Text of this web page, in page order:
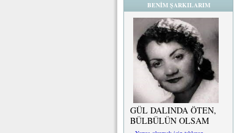
BENİM ŞARKILARIM
GÜL DALINDA ÖTEN,
BÜLBÜLÜN OLSAM